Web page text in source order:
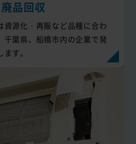
廃品回収
資源化・再販など品種に合わ
千葉県、船橋市内の企業で発
す。